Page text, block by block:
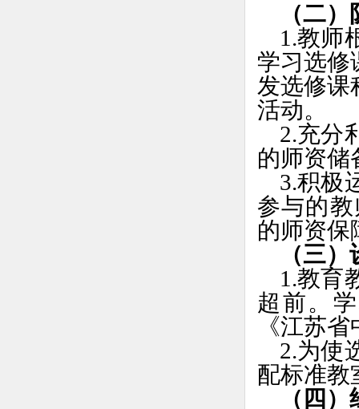
（二
1.教师
学习选修
发选修课
活动。
2.充分
的师资储
3.积极
参与的
的师资保
（三
1.教育
超前。
《江苏
2.为使
配标准教
（四